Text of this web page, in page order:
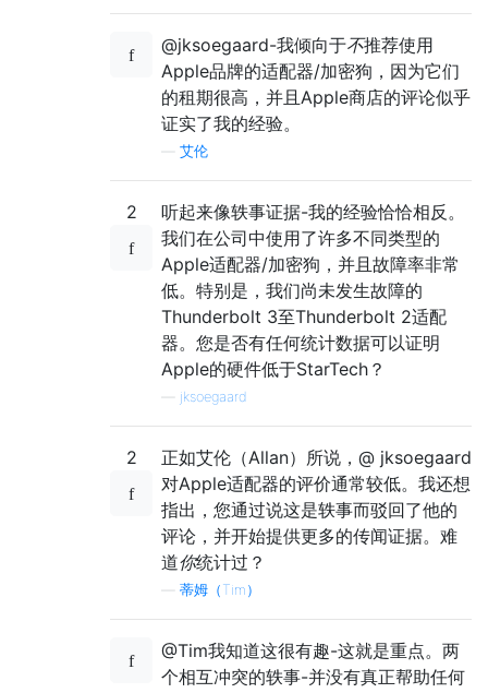
@jksoegaard-我倾向于不推荐使用
Apple品牌的适配器/加密狗，因为它们
的租期很高，并且Apple商店的评论似乎
证实了我的经验。
艾伦
2
听起来像轶事证据-我的经验恰恰相反。
我们在公司中使用了许多不同类型的
Apple适配器/加密狗，并且故障率非常
低。特别是，我们尚未发生故障的
Thunderbolt 3至Thunderbolt 2适配
器。您是否有任何统计数据可以证明
Apple的硬件低于StarTech？
jksoegaard
2
正如艾伦（Allan）所说，@ jksoegaard
对Apple适配器的评价通常较低。我还想
指出，您通过说这是轶事而驳回了他的
评论，并开始提供更多的传闻证据。难
道你统计过？
蒂姆（Tim）
@Tim我知道这很有趣-这就是重点。两
个相互冲突的轶事-并没有真正帮助任何